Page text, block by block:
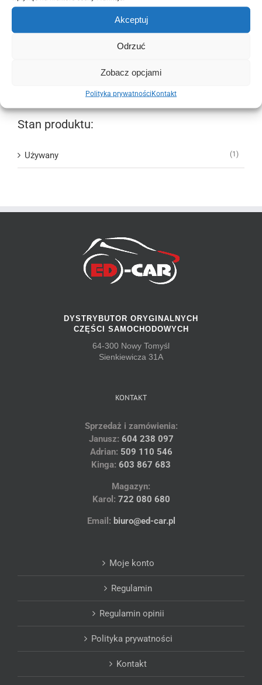
Akceptuj
Odrzuć
Zobacz opcjami
Polityka prywatnościKontakt
Wyposażenie wnętrza
Stan produktu:
Używany (1)
DYSTRYBUTOR ORYGINALNYCH
CZĘŚCI SAMOCHODOWYCH
64-300 Nowy Tomyśl
Sienkiewicza 31A
KONTAKT
Sprzedaż i zamówienia:
Janusz: 604 238 097
Adrian: 509 110 546
Kinga: 603 867 683
Magazyn:
Karol: 722 080 680
Email: biuro@ed-car.pl
Moje konto
Regulamin
Regulamin opinii
Polityka prywatności
Kontakt